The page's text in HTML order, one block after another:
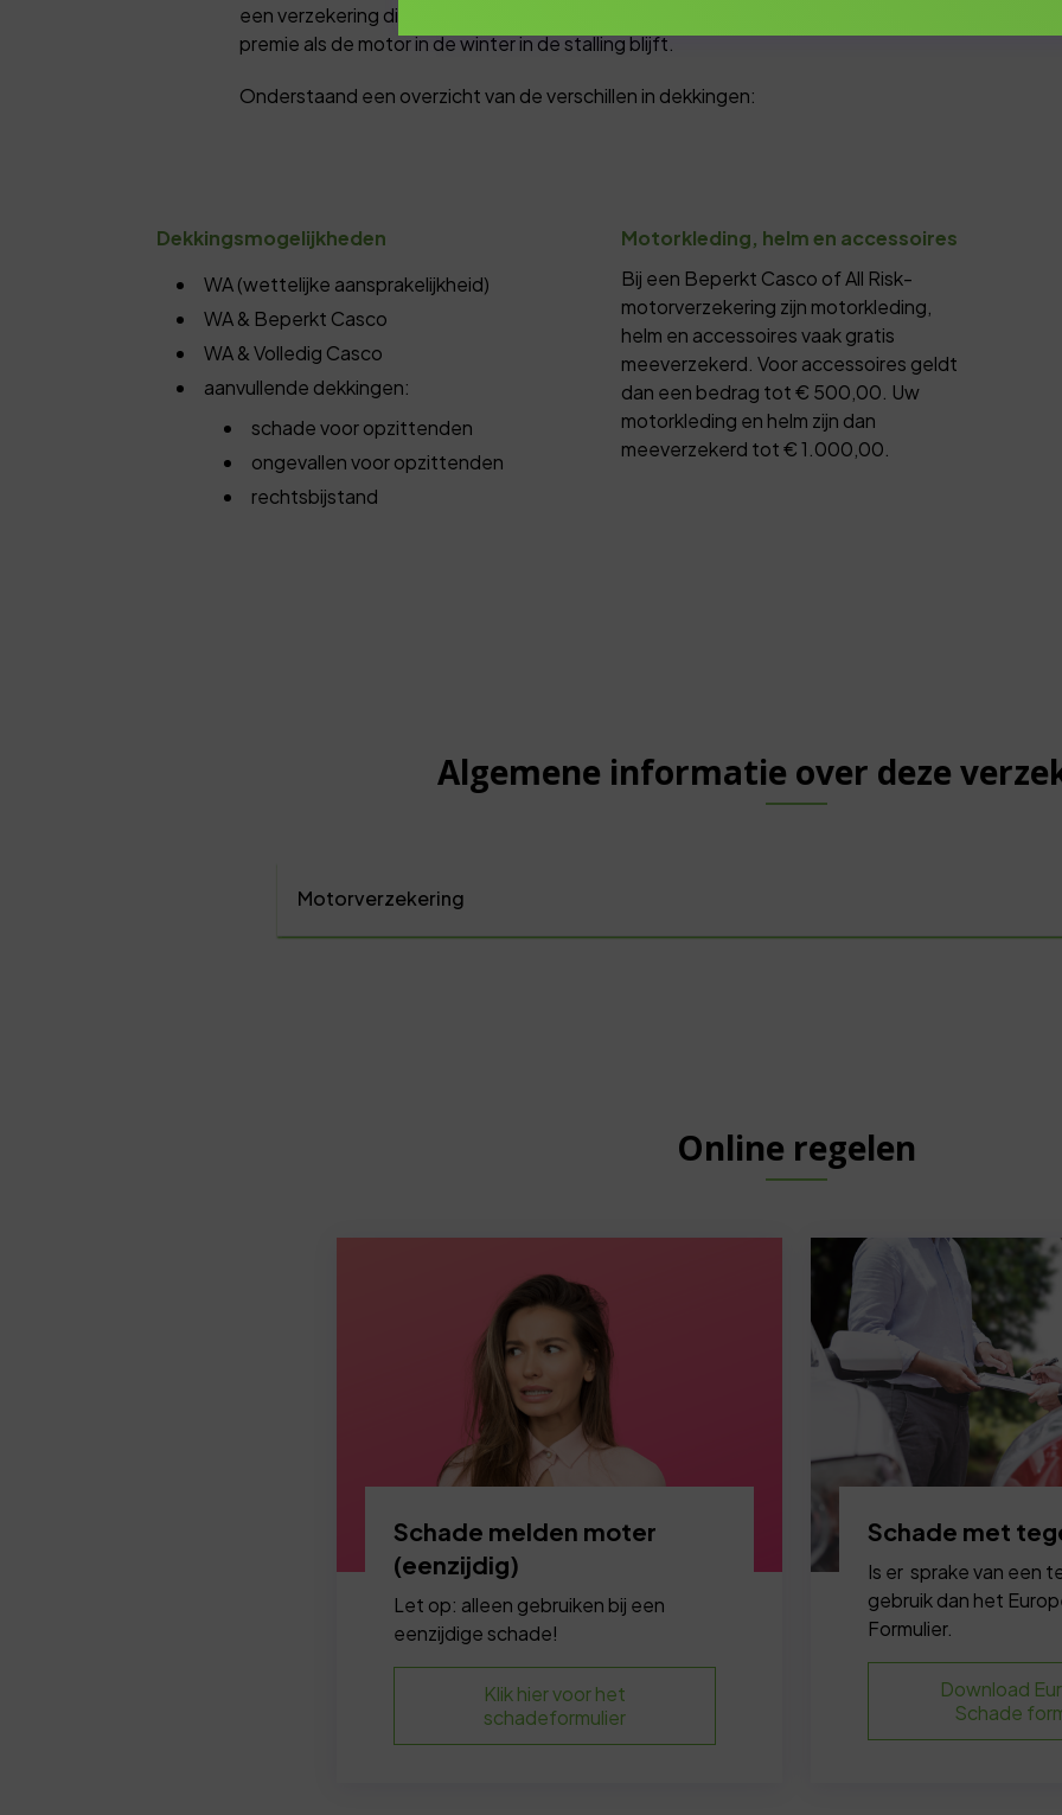
een verzekering die aansluit bij uw rijgedrag. Wist u overigens dat u ook voor een
premie als de motor in de winter in de stalling blijft.
Onderstaand een overzicht van de verschillen in dekkingen:
Dekkingsmogelijkheden
WA (wettelijke aansprakelijkheid)
WA & Beperkt Casco
WA & Volledig Casco
aanvullende dekkingen:
schade voor opzittenden
ongevallen voor opzittenden
rechtsbijstand
Motorkleding, helm en accessoires
Bij een Beperkt Casco of All Risk-
motorverzekering zijn motorkleding,
helm en accessoires vaak gratis
meeverzekerd. Voor accessoires geldt
dan een bedrag tot € 500,00. Uw
motorkleding en helm zijn dan
meeverzekerd tot € 1.000,00.
Algemene informatie over deze
Motorverzekering
Online regelen
Schade melden moter
(eenzijdig)
Let op: alleen gebruiken bij een
eenzijdige schade!
Klik hier voor het
schadeformulier
Schade met
Is er sprake van een
gebruik dan het
Formulier.
Download
Schade